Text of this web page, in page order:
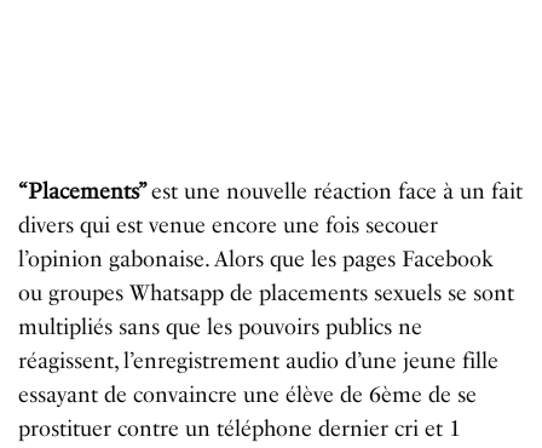
“Placements”est une nouvelle réaction face à un fait
divers qui est venue encore une fois secouer
l’opinion gabonaise. Alors que les pages Facebook
ou groupes Whatsapp de placements sexuels se sont
multipliés sans que les pouvoirs publics ne
réagissent, l’enregistrement audio d’une jeune fille
essayant de convaincre une élève de 6ème de se
prostituer contre un téléphone dernier cri et 1